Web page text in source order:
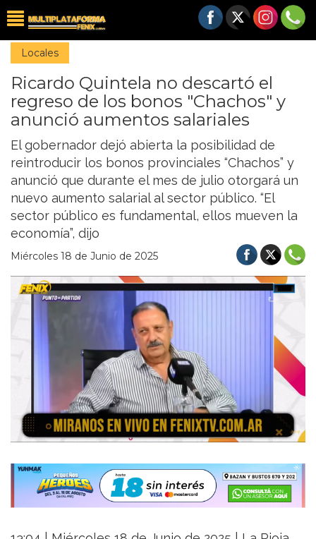
Locales
Ricardo Quintela no descartó el
regreso de los bonos "Chachos" y
anunció aumentos salariales
El gobernador dejó abierta la posibilidad de
reintroducir los bonos provinciales “Chachos” y
anunció que durante el mes de julio otorgará un
nuevo aumento salarial al sector público. “El
sector público es fundamental, ellos mueven la
economía”, dijo
Miércoles 18 de Junio de 2025